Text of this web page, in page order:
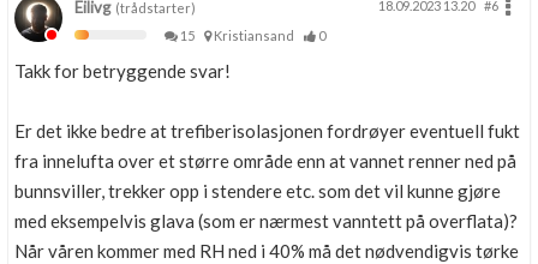
Eilivg(trådstarter) 18.09.2023 13.20
#6
15
Kristiansand 0
Takk for betryggende svar!
Er det ikke bedre at trefiberisolasjonen fordrøyer eventuell fukt
fra innelufta over et større område enn at vannet renner ned på
bunnsviller, trekker opp i stendere etc. som det vil kunne gjøre
med eksempelvis glava (som er nærmest vanntett på overflata)?
Når våren kommer med RH ned i 40% må det nødvendigvis tørke